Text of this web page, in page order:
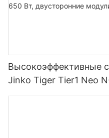
Высокоэффективные
Jinko Tiger Tier1 Neo
590 Вт, 620 Вт, 630